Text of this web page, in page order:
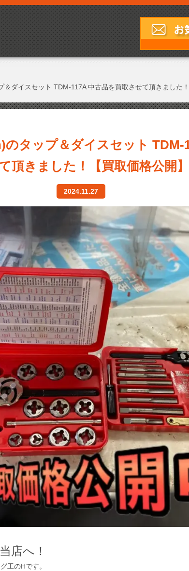
＆ダイスセット TDM-117A 中古品を買取させて頂きました
タップ＆ダイスセット TDM-
頂きました！【買取価格公開】
2024.11.27
店へ！
工のHです。